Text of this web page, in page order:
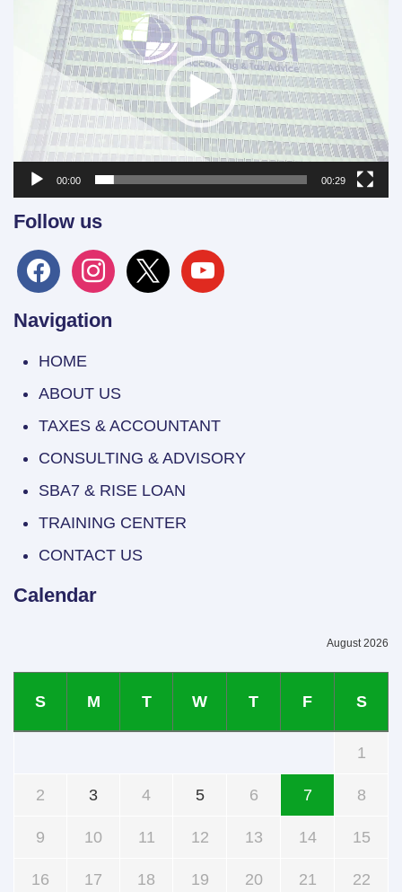
Player
00:00 00:29
Follow us
facebookinstagram
x youtube
Navigation
HOME
ABOUT US
TAXES & ACCOUNTANT
CONSULTING & ADVISORY
SBA7 & RISE LOAN
TRAINING CENTER
CONTACT US
Calendar
August 2026
S M T W T F S
1
2 3 4 5 6 7 8
9 10 11 12 13 14 15
16 17 18 19 20 21 22